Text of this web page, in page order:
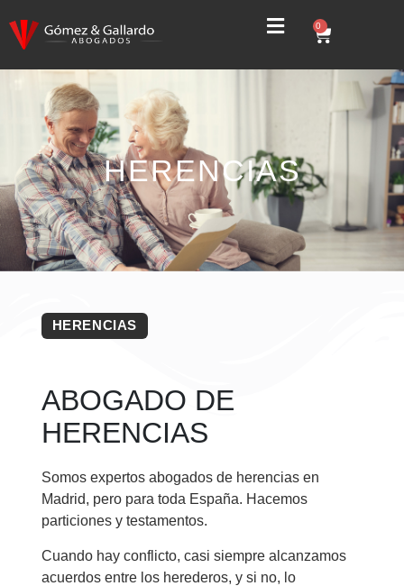
0
HERENCIAS
HERENCIAS
ABOGADO DE
HERENCIAS
Somos expertos abogados de herencias en
Madrid, pero para toda España. Hacemos
particiones y testamentos.
Cuando hay conflicto, casi siempre alcanzamos
acuerdos entre los herederos, y si no, lo